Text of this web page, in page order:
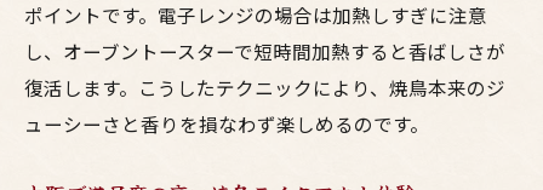
ポイントです。電子レンジの場合は加熱しすぎに注意
し、オーブントースターで短時間加熱すると香ばしさが
復活します。こうしたテクニックにより、焼鳥本来のジ
ューシーさと香りを損なわず楽しめるのです。